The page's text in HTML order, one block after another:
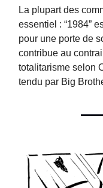
La plupart des
essentiel : “1984”
pour une porte de
contribue au
totalitarisme selon
tendu par Big